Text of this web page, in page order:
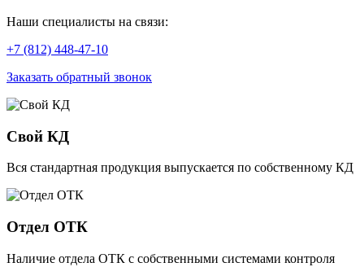
Наши специалисты на связи:
+7 (812) 448-47-10
Заказать обратный звонок
Свой КД
Вся стандартная продукция выпускается по собственному КД
Отдел ОТК
Наличие отдела ОТК с собственными системами контроля